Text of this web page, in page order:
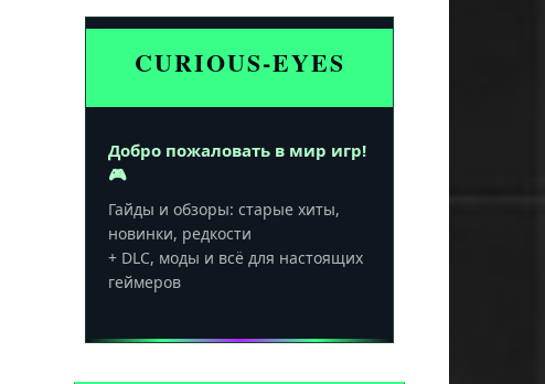
CURIOUS-EYES
Добро пожаловать в мир игр!
🎮
Гайды и обзоры: старые хиты,
новинки, редкости
+ DLC, моды и всё для настоящих
геймеров